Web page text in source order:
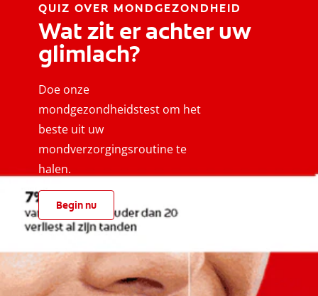
QUIZ OVER MONDGEZONDHEID
Wat zit er achter uw
glimlach?
Doe onze
mondgezondheidstest om het
beste uit uw
mondverzorgingsroutine te
halen.
Begin nu